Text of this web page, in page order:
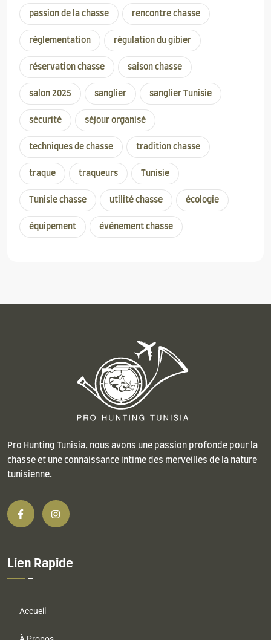
passion de la chasse rencontre chasse
réglementation régulation du gibier
réservation chasse saison chasse
salon 2025 sanglier sanglier Tunisie
sécurité séjour organisé
techniques de chasse tradition chasse
traque traqueurs Tunisie
Tunisie chasse utilité chasse écologie
équipement événement chasse
Pro Hunting Tunisia, nous avons une passion profonde pour la
chasse et une connaissance intime des merveilles de la nature
tunisienne.
Lien Rapide
Accueil